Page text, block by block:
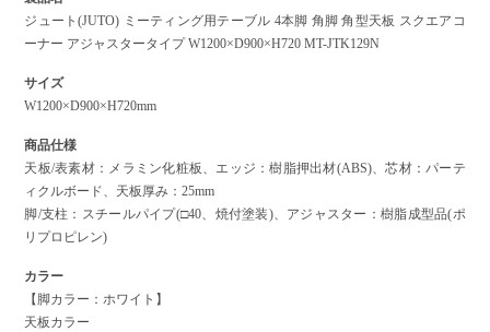
ジュート(JUTO) ミーティング用テーブル 4本脚 角脚 角型天板 スクエアコ
ーナー アジャスタータイプ W1200×D900×H720 MT-JTK129N
サイズ
W1200×D900×H720mm
商品仕様
天板/表素材：メラミン化粧板、エッジ：樹脂押出材(ABS)、芯材：パーテ
ィクルボード、天板厚み：25mm
脚/支柱：スチールパイプ(□40、焼付塗装)、アジャスター：樹脂成型品(ポ
リプロピレン)
カラー
【脚カラー：ホワイト】
天板カラー